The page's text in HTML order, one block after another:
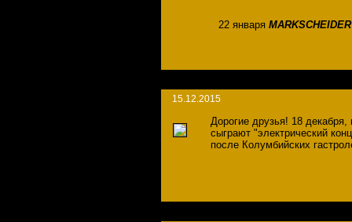
22 января
15.12.2015
Дорогие друзья! 18
сыграют "электрический
после Колумбийских